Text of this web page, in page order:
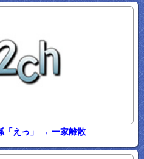
「えっ」 → 一家離散